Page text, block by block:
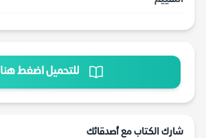
للتحميل اضغط هنا
شارك الكتاب مع أصدقائك